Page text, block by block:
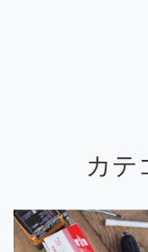
カテ